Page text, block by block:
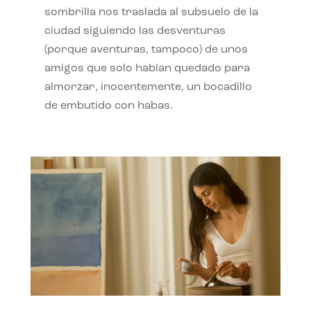
sombrilla nos traslada al subsuelo de la
ciudad siguiendo las desventuras
(porque aventuras, tampoco) de unos
amigos que solo habían quedado para
almorzar, inocentemente, un bocadillo
de embutido con habas.